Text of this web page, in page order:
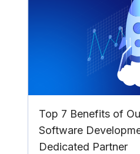
Top 7 Benefits of
Software
Dedicated Partner